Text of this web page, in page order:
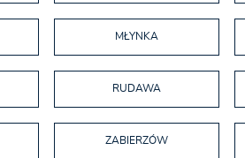
MŁYNKA
RUDAWA
ZABIERZÓW